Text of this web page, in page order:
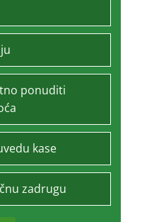
ponuditi
kase
zadrugu